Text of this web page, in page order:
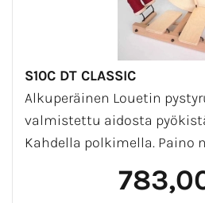
S10C DT CLASSIC
Alkuperäinen Louetin
valmistettu aidosta
Kahdella polkimella. Paino